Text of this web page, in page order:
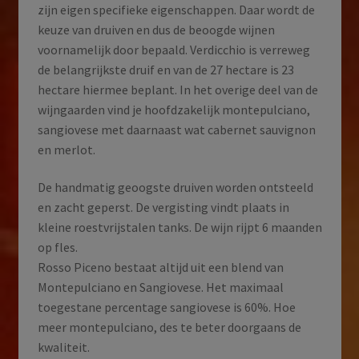
zijn eigen specifieke eigenschappen. Daar wordt de
keuze van druiven en dus de beoogde wijnen
voornamelijk door bepaald. Verdicchio is verreweg
de belangrijkste druif en van de 27 hectare is 23
hectare hiermee beplant. In het overige deel van de
wijngaarden vind je hoofdzakelijk montepulciano,
sangiovese met daarnaast wat cabernet sauvignon
en merlot.
De handmatig geoogste druiven worden ontsteeld
en zacht geperst. De vergisting vindt plaats in
kleine roestvrijstalen tanks. De wijn rijpt 6 maanden
op fles.
Rosso Piceno bestaat altijd uit een blend van
Montepulciano en Sangiovese. Het maximaal
toegestane percentage sangiovese is 60%. Hoe
meer montepulciano, des te beter doorgaans de
kwaliteit.